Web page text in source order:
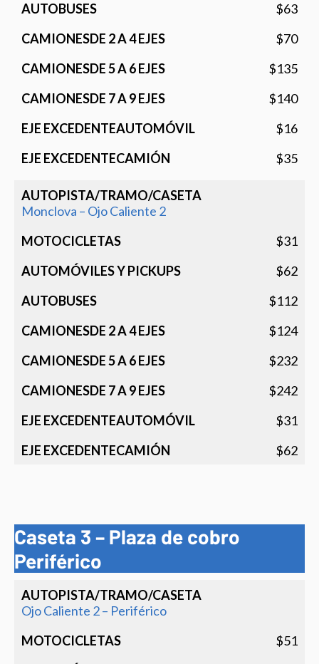
$63
$70
$135
$140
$16
$35
Monclova – Ojo Caliente 2
$31
$62
$112
$124
$232
$242
$31
$62
Caseta 3 – Plaza de cobro
Periférico
Autopista/Tramo/Caseta Motocicletas
Ojo Caliente 2 – Periférico
$51